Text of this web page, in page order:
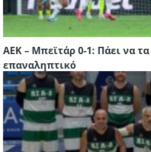
ΑΕΚ – Μπεϊτάρ 0-1: Πάει να
επαναληπτικό